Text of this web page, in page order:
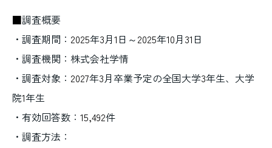
■調査概要
・調査期間： 2025年3月1 日～2025年10月 31 日
・調査機関：株式会社学情
・調査対象： 2027年3月卒業予定の全国大学3年生、大学
院1年生
・有効回答数： 15,492件
・調査方法：